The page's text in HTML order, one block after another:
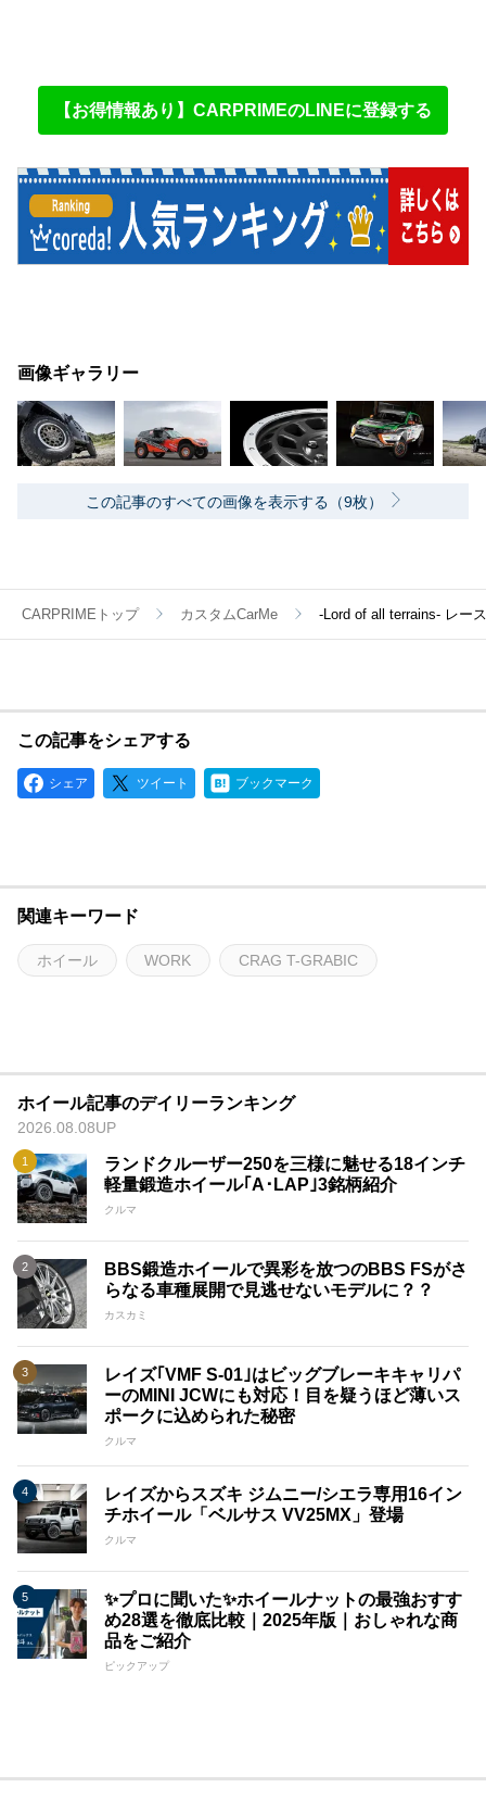
【お得情報あり】CARPRIMEのLINEに登録する
画像ギャラリー
この記事のすべての画像を表示する（9枚）
CARPRIMEトップ カスタムCarMe -Lord of all terrains- レー
この記事をシェアする
シェア ツイート ブックマーク
関連キーワード
ホイール WORK CRAG T-GRABIC
ホイール記事のデイリーランキング
2026.08.08UP
ランドクルーザー250を三様に魅せる18インチ
軽量鍛造ホイール｢A･LAP｣3銘柄紹介
クルマ
BBS鍛造ホイールで異彩を放つのBBS FSがさ
らなる車種展開で見逃せないモデルに？？
カスカミ
レイズ｢VMF S-01｣はビッグブレーキキャリパ
ーのMINI JCWにも対応！目を疑うほど薄いス
ポークに込められた秘密
クルマ
レイズからスズキ ジムニー/シエラ専用16イン
チホイール「ベルサス VV25MX」登場
クルマ
✨プロに聞いた✨ホイールナットの最強おすす
め28選を徹底比較｜2025年版｜おしゃれな商
品をご紹介
ピックアップ